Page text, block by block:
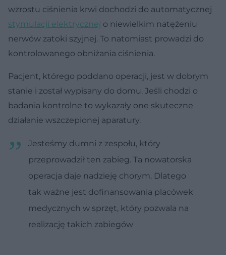
wzrostu ciśnienia krwi dochodzi do automatycznej
stymulacji elektrycznej o niewielkim natężeniu
nerwów zatoki szyjnej. To natomiast prowadzi do
kontrolowanego obniżania ciśnienia.
Pacjent, którego poddano operacji, jest w dobrym
stanie i został wypisany do domu. Jeśli chodzi o
badania kontrolne to wykazały one skuteczne
działanie wszczepionej aparatury.
Jesteśmy dumni z zespołu, który
przeprowadził ten zabieg. Ta nowatorska
operacja daje nadzieję chorym. Dlatego
tak ważne jest dofinansowania placówek
medycznych w sprzęt, który pozwala na
realizację takich zabiegów